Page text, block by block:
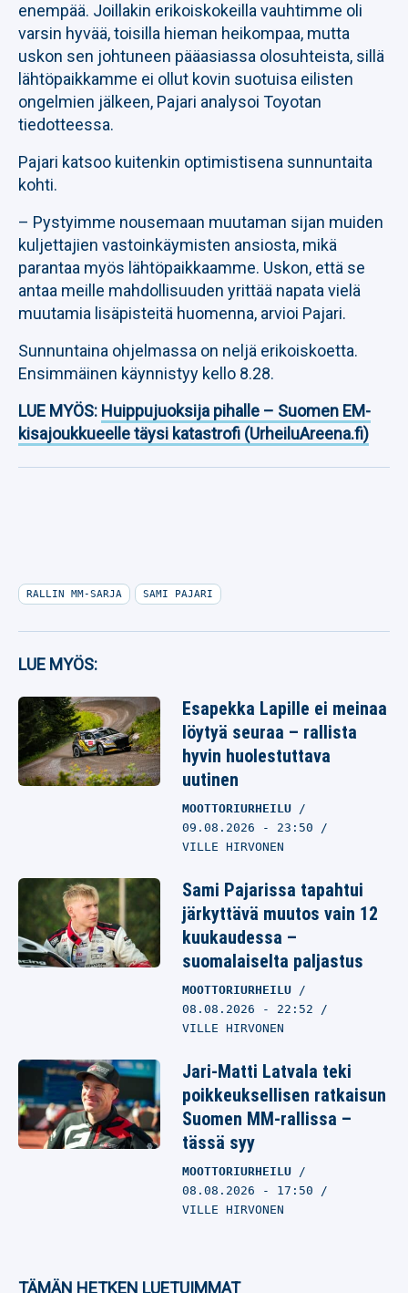
enempää. Joillakin erikoiskokeilla vauhtimme oli
varsin hyvää, toisilla hieman heikompaa, mutta
uskon sen johtuneen pääasiassa olosuhteista, sillä
lähtöpaikkamme ei ollut kovin suotuisa eilisten
ongelmien jälkeen, Pajari analysoi Toyotan
tiedotteessa.
Pajari katsoo kuitenkin optimistisena sunnuntaita
kohti.
– Pystyimme nousemaan muutaman sijan muiden
kuljettajien vastoinkäymisten ansiosta, mikä
parantaa myös lähtöpaikkaamme. Uskon, että se
antaa meille mahdollisuuden yrittää napata vielä
muutamia lisäpisteitä huomenna, arvioi Pajari.
Sunnuntaina ohjelmassa on neljä erikoiskoetta.
Ensimmäinen käynnistyy kello 8.28.
LUE MYÖS: Huippujuoksija pihalle – Suomen EM-
kisajoukkueelle täysi katastrofi (UrheiluAreena.fi)
RALLIN MM-SARJA SAMI PAJARI
LUE MYÖS:
Esapekka Lapille ei meinaa
löytyä seuraa – rallista
hyvin huolestuttava
uutinen
MOOTTORIURHEILU
09.08.2026 - 23:50
VILLE HIRVONEN
Sami Pajarissa tapahtui
järkyttävä muutos vain 12
kuukaudessa –
suomalaiselta paljastus
MOOTTORIURHEILU
08.08.2026 - 22:52
VILLE HIRVONEN
Jari-Matti Latvala teki
poikkeuksellisen ratkaisun
Suomen MM-rallissa –
tässä syy
MOOTTORIURHEILU
08.08.2026 - 17:50
VILLE HIRVONEN
TÄMÄN HETKEN LUETUIMMAT